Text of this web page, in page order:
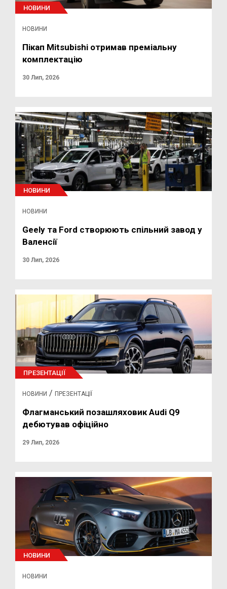
НОВИНИ
НОВИНИ
Пікап Mitsubishi отримав преміальну
комплектацію
30 Лип, 2026
НОВИНИ
НОВИНИ
Geely та Ford створюють спільний завод у
Валенсії
30 Лип, 2026
ПРЕЗЕНТАЦІЇ
НОВИНИ / ПРЕЗЕНТАЦІЇ
Флагманський позашляховик Audi Q9
дебютував офіційно
29 Лип, 2026
НОВИНИ
НОВИНИ